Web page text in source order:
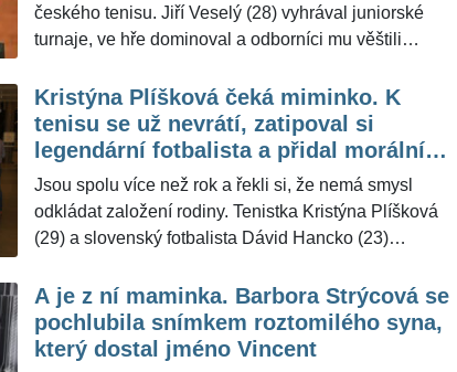
českého tenisu. Jiří Veselý (28) vyhrával juniorské
turnaje, ve hře dominoval a odborníci mu věštili
zklamání. Až do teď. V posledních zápasech předvádí
skvělý tenis a fanoušci jásají. Co může být tajemstvím
změny vysvětlil pro ŽivotvČesku.cz mentální kouč
Kristýna Plíšková čeká miminko. K
tenisu se už nevrátí, zatipoval si
legendární fotbalista a přidal morální
apel pro budoucího tatínka
Jsou spolu více než rok a řekli si, že nemá smysl
odkládat založení rodiny. Tenistka Kristýna Plíšková
(29) a slovenský fotbalista Dávid Hancko (23)
"Hned mě napadlo, že jsme přišli o super tenistku. Na
kurty se už nevrátí. Ale oběma hlavně gratuluji,"
vyjádřil se pro ŽivotvČesku.cz s širokým úsměvem
A je z ní maminka. Barbora Strýcová se
pochlubila snímkem roztomilého syna,
který dostal jméno Vincent